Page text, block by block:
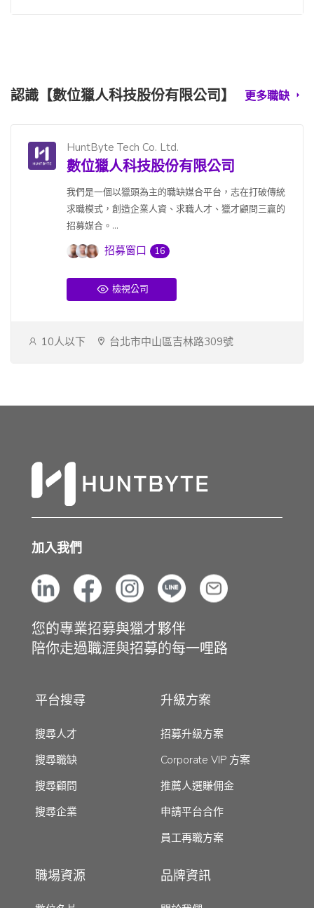
認識【數位獵人科技股份有限公司】 更多職缺
HuntByte Tech Co. Ltd.
數位獵人科技股份有限公司
我們是一個以獵頭為主的職缺媒合平台，志在打破傳統
求職模式，創造企業人資、求職人才、獵才顧問三贏的
招募媒合。...
招募窗口 16
檢視公司
10人以下 台北市中山區吉林路309號
加入我們
您的專業招募與獵才夥伴
陪你走過職涯與招募的每一哩路
平台搜尋
搜尋人才
搜尋職缺
搜尋顧問
搜尋企業
升級方案
招募升級方案
Corporate VIP 方案
推薦人選賺佣金
申請平台合作
員工再職方案
職場資源 品牌資訊